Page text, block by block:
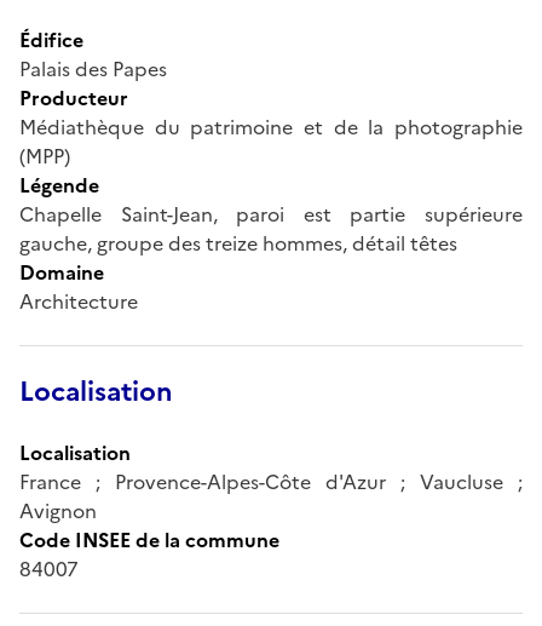
Édifice
Palais des Papes
Producteur
Médiathèque du patrimoine et de la photographie
(MPP)
Légende
Chapelle Saint-Jean, paroi est partie supérieure
gauche, groupe des treize hommes, détail têtes
Domaine
Architecture
Localisation
Localisation
France ; Provence-Alpes-Côte d'Azur ; Vaucluse ;
Avignon
Code INSEE de la commune
84007